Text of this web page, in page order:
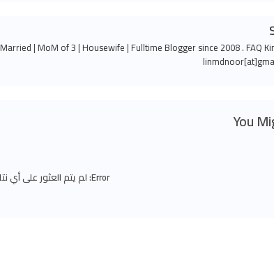
| MoM of 3 | Housewife | Fulltime Blogger since 2008 . FAQ
You
Error: لم يتم العثور على أي